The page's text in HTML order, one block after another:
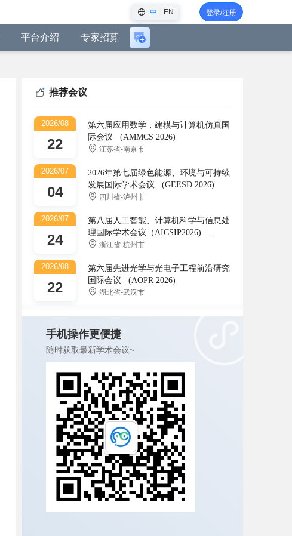
中 EN 登录/注册
平台介绍 专家招募
录
建
会
议
推荐会议
2026/08
22
第六届应用数学，建模与计算机仿真国
际会议 (AMMCS 2026)
江苏省-南京市
2026/07
04
2026年第七届绿色能源、环境与可持续
发展国际学术会议 (GEESD 2026)
四川省-泸州市
2026/07
24
第八届人工智能、计算机科学与信息处
理国际学术会议（AICSIP2026)
(AICSIP)
浙江省-杭州市
2026/08
22
第六届先进光学与光电子工程前沿研究
国际会议 (AOPR 2026)
湖北省-武汉市
手机操作更便捷
随时获取最新学术会议~